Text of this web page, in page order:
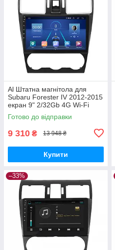
Al Штатна магнітола для
Subaru Forester IV 2012-2015
екран 9" 2/32Gb 4G Wi-Fi
GPS Top Android
Готово до відправки
9 310 ₴ 13 948 ₴
Купити
–33%